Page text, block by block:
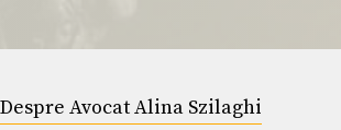
Despre Avocat Alina Szilaghi